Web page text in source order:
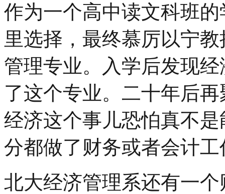
作为一个高中读文科班
里选择，最终慕厉以宁
管理专业。入学后发现
了这个专业。二十年后
经济这个事儿恐怕真不
分都做了财务或者会计工
北大经济管理系还有一